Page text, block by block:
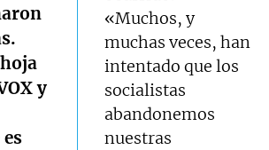
y
«Muchos, y
muchas veces, han
intentado que los
socialistas
abandonemos
nuestras